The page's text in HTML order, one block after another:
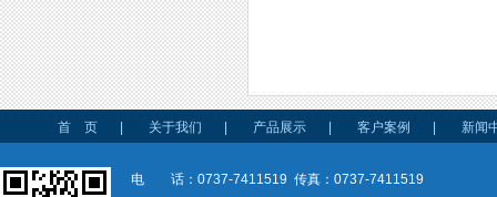
首 页 关于我们 产品展示 客户案例 新闻
电 话：0737-7411519 传真：0737-7411519